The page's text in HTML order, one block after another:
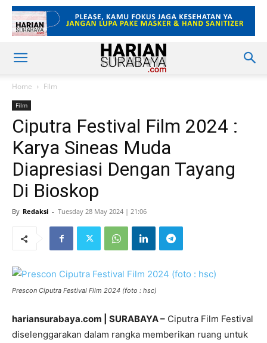
Home Film
Film
Ciputra Festival Film 2024 :
Karya Sineas Muda
Diapresiasi Dengan Tayang
Di Bioskop
By Redaksi - Tuesday 28 May 2024 | 21:06
Prescon Ciputra Festival Film 2024 (foto : hsc)
hariansurabaya.com | SURABAYA – Ciputra Film Festival
diselenggarakan dalam rangka memberikan ruang untuk